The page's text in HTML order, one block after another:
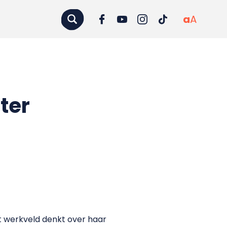
aA
werkveld denkt over haar